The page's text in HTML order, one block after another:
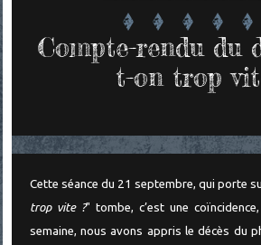
Compte-rendu du
t-on trop
Cette séance du 21 septembre, qui porte
trop vite ?" tombe, c’est une
semaine, nous avons appris le décès du